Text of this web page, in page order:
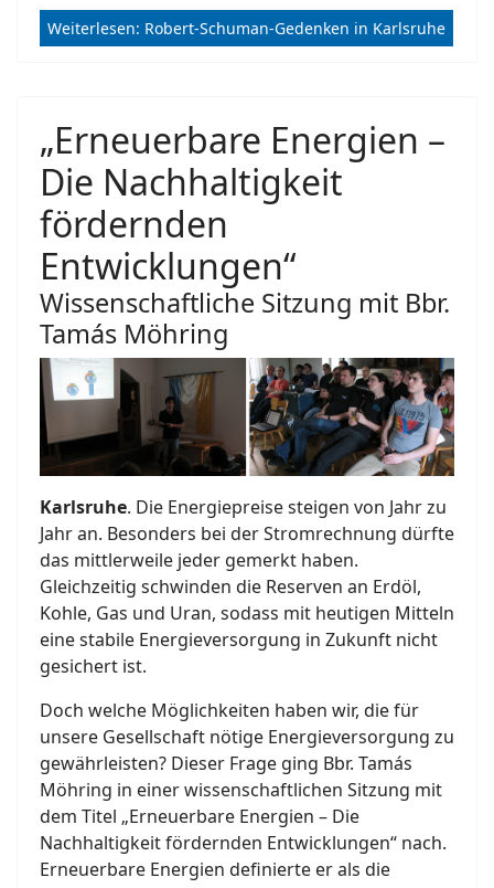
Weiterlesen: Robert-Schuman-Gedenken in Karlsruhe
„Erneuerbare Energien –
Die Nachhaltigkeit
fördernden
Entwicklungen“
Wissenschaftliche Sitzung mit Bbr.
Tamás Möhring
Karlsruhe. Die Energiepreise steigen von Jahr zu
Jahr an. Besonders bei der Stromrechnung dürfte
das mittlerweile jeder gemerkt haben.
Gleichzeitig schwinden die Reserven an Erdöl,
Kohle, Gas und Uran, sodass mit heutigen Mitteln
eine stabile Energieversorgung in Zukunft nicht
gesichert ist.
Doch welche Möglichkeiten haben wir, die für
unsere Gesellschaft nötige Energieversorgung zu
gewährleisten? Dieser Frage ging Bbr. Tamás
Möhring in einer wissenschaftlichen Sitzung mit
dem Titel „Erneuerbare Energien – Die
Nachhaltigkeit fördernden Entwicklungen“ nach.
Erneuerbare Energien definierte er als die